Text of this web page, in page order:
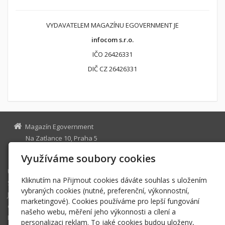
VYDAVATELEM MAGAZÍNU EGOVERNMENT JE
infocom s.r.o.
IČO 26426331
DIČ CZ 26426331
Magazín Egovernment
Na Zatlance 10, Praha 5
egovernment@egovernment.cz
Úvodní stránka
STUDIO
JIHLAVA
eOSOBNOST
ROK INFORMATIKY
Využíváme soubory cookies
Kliknutím na Přijmout cookies dáváte souhlas s uložením
vybraných cookies (nutné, preferenční, výkonnostní,
marketingové). Cookies používáme pro lepší fungování
našeho webu, měření jeho výkonnosti a cílení a
personalizaci reklam. To jaké cookies budou uloženy,